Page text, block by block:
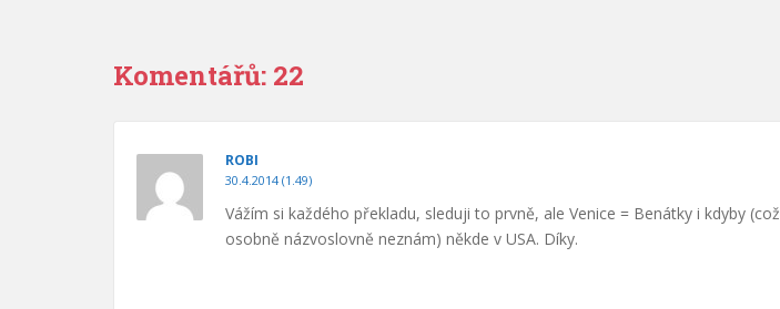
Komentářů: 22
ROBI
30.4.2014 (1.49)
Vážím si každého překladu, sleduji to prvně, ale Venice = Benátky i kdyby (což
osobně názvoslovně neznám) někde v USA. Díky.